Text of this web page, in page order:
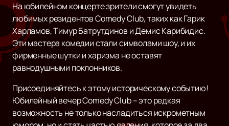
На юбилейном концерте зрители смогут увидеть
любимых резидентов Comedy Club, таких как Гарик
Харламов, Тимур Батрутдинов и Демис Карибидис.
Эти мастера комедии стали символами шоу, и их
фирменные шутки и харизма не оставят
равнодушными поклонников.
Присоединяйтесь к этому историческому событию!
Юбилейный вечер Comedy Club – это редкая
возможность не только насладиться искрометным